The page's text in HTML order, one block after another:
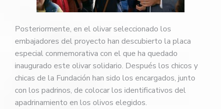
Posteriormente, en el olivar seleccionado los
embajadores del proyecto han descubierto la placa
especial conmemorativa con el que ha quedado
inaugurado este olivar solidario. Después los chicos y
chicas de la Fundación han sido los encargados, junto
con los padrinos, de colocar los identificativos del
apadrinamiento en los olivos elegidos.